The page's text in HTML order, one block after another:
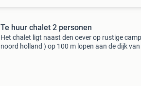
Te huur chalet 2 personen
Het chalet ligt naast den oever op rustige
noord holland ) op 100 m lopen aan de dijk van